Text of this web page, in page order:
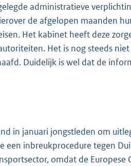
administratieve
de afgelopen maanden
Het kabinet heeft deze
Het is nog steeds
Duidelijk is wel dat de
in januari jongstleden om
een inbreukprocedure tegen
omdat de Europese